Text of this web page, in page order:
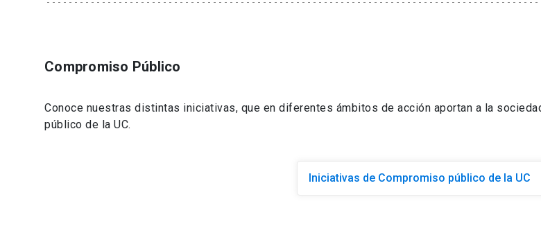
Compromiso Público
Conoce nuestras distintas iniciativas, que en diferentes ámbitos de acción aportan a la
público de la UC.
Iniciativas de Compromiso público de la UC